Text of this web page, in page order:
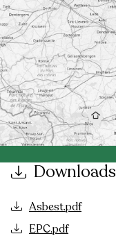
Downloads
Asbest.pdf
EPC.pdf